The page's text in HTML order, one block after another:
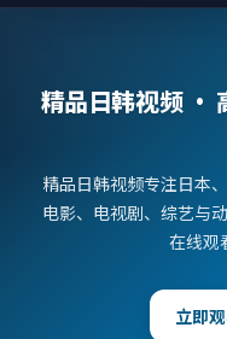
精品日韩视频·
精品日韩视频专注日本
电影、电视剧、综艺与
在线观
立即